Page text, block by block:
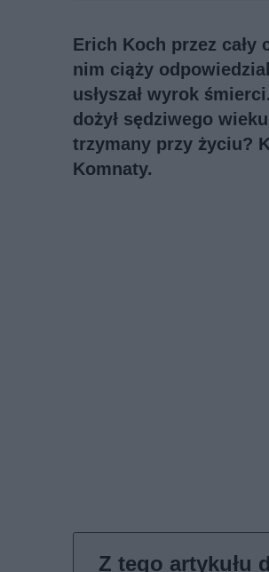
Erich Koch przez cały
nim ciąży
usłyszał wyrok
dożył sędziwego
trzymany przy życiu?
Komnaty.